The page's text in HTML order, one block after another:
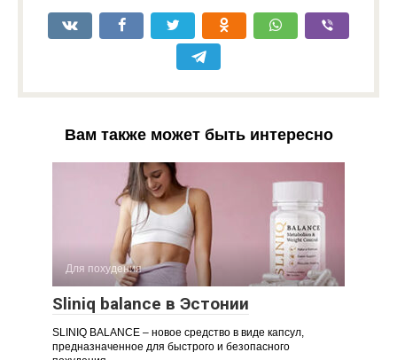
Вам также может быть интересно
Для похудения
Sliniq balance в Эстонии
SLINIQ BALANCE – новое средство в виде капсул,
предназначенное для быстрого и безопасного